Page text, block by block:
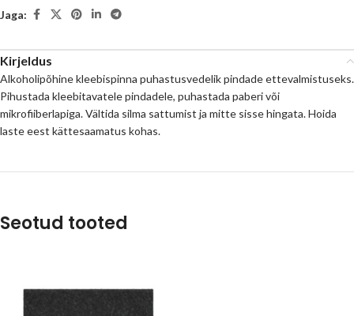
Jaga:
Kirjeldus
Alkoholipõhine kleebispinna puhastusvedelik pindade ettevalmistuseks.
Pihustada kleebitavatele pindadele, puhastada paberi või
mikrofiiberlapiga. Vältida silma sattumist ja mitte sisse hingata. Hoida
laste eest kättesaamatus kohas.
Seotud tooted